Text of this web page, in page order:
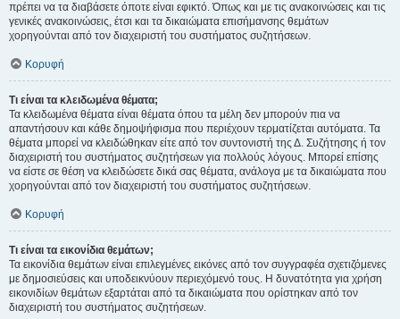
πρέπει να τα διαβάσετε όποτε είναι εφικτό. Όπως και με τις ανακοινώσεις και τις
γενικές ανακοινώσεις, έτσι και τα δικαιώματα επισήμανσης θεμάτων
χορηγούνται από τον διαχειριστή του συστήματος συζητήσεων.
Κορυφή
Τι είναι τα κλειδωμένα θέματα;
Τα κλειδωμένα θέματα είναι θέματα όπου τα μέλη δεν μπορούν πια να
απαντήσουν και κάθε δημοψήφισμα που περιέχουν τερματίζεται αυτόματα. Τα
θέματα μπορεί να κλειδώθηκαν είτε από τον συντονιστή της Δ. Συζήτησης ή τον
διαχειριστή του συστήματος συζητήσεων για πολλούς λόγους. Μπορεί επίσης
να είστε σε θέση να κλειδώσετε δικά σας θέματα, ανάλογα με τα δικαιώματα που
χορηγούνται από τον διαχειριστή του συστήματος συζητήσεων.
Κορυφή
Τι είναι τα εικονίδια θεμάτων;
Τα εικονίδια θεμάτων είναι επιλεγμένες εικόνες από τον συγγραφέα σχετιζόμενες
με δημοσιεύσεις και υποδεικνύουν περιεχόμενό τους. Η δυνατότητα για χρήση
εικονιδίων θεμάτων εξαρτάται από τα δικαιώματα που ορίστηκαν από τον
διαχειριστή του συστήματος συζητήσεων.